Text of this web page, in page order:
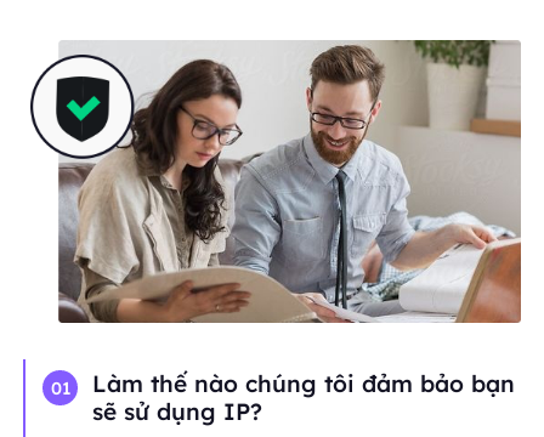
01
Làm thế nào chúng tôi đảm bảo bạn
sẽ sử dụng IP?